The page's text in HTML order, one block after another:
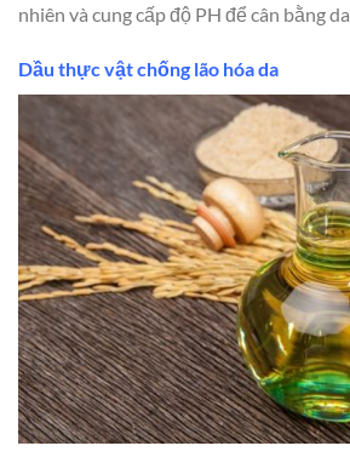
nhiên và cung cấp độ PH để cân bằng da.
Dầu thực vật chống lão hóa da